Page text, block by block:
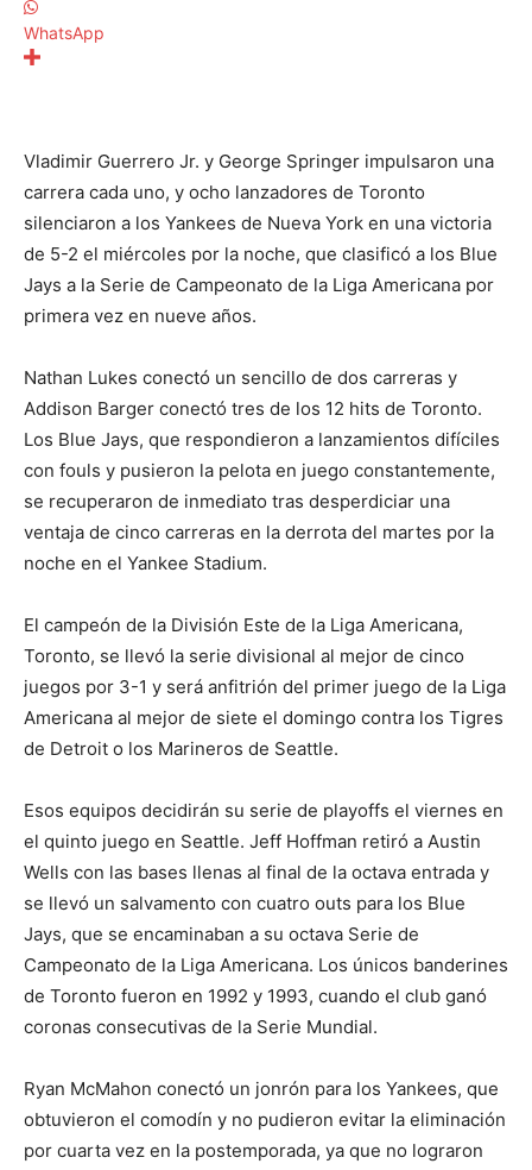
WhatsApp
Vladimir Guerrero Jr. y George Springer impulsaron una
carrera cada uno, y ocho lanzadores de Toronto
silenciaron a los Yankees de Nueva York en una victoria
de 5-2 el miércoles por la noche, que clasificó a los Blue
Jays a la Serie de Campeonato de la Liga Americana por
primera vez en nueve años.
Nathan Lukes conectó un sencillo de dos carreras y
Addison Barger conectó tres de los 12 hits de Toronto.
Los Blue Jays, que respondieron a lanzamientos difíciles
con fouls y pusieron la pelota en juego constantemente,
se recuperaron de inmediato tras desperdiciar una
ventaja de cinco carreras en la derrota del martes por la
noche en el Yankee Stadium.
El campeón de la División Este de la Liga Americana,
Toronto, se llevó la serie divisional al mejor de cinco
juegos por 3-1 y será anfitrión del primer juego de la Liga
Americana al mejor de siete el domingo contra los Tigres
de Detroit o los Marineros de Seattle.
Esos equipos decidirán su serie de playoffs el viernes en
el quinto juego en Seattle. Jeff Hoffman retiró a Austin
Wells con las bases llenas al final de la octava entrada y
se llevó un salvamento con cuatro outs para los Blue
Jays, que se encaminaban a su octava Serie de
Campeonato de la Liga Americana. Los únicos banderines
de Toronto fueron en 1992 y 1993, cuando el club ganó
coronas consecutivas de la Serie Mundial.
Ryan McMahon conectó un jonrón para los Yankees, que
obtuvieron el comodín y no pudieron evitar la eliminación
por cuarta vez en la postemporada, ya que no lograron